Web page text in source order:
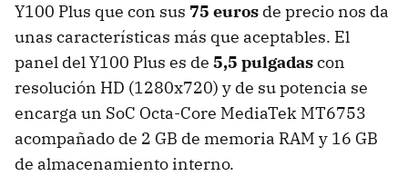
Y100 Plus que con sus 75 euros de precio nos da
unas características más que aceptables. El
panel del Y100 Plus es de 5,5 pulgadascon
resolución HD (1280x720) y de su potencia se
encarga un SoC Octa-Core MediaTek MT6753
acompañado de 2 GB de memoria RAM y 16 GB
de almacenamiento interno.